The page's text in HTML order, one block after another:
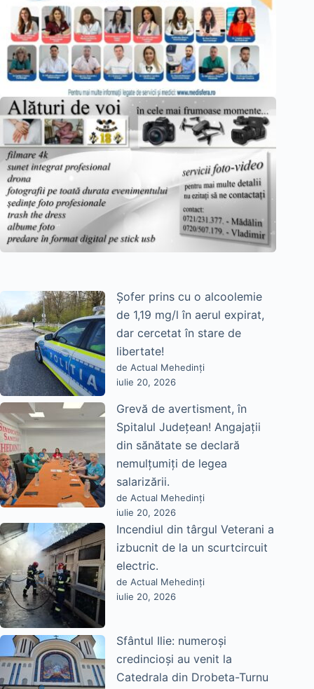
Șofer prins cu o alcoolemie
de 1,19 mg/l în aerul expirat,
dar cercetat în stare de
libertate!
de Actual Mehedinți
iulie 20, 2026
Grevă de avertisment, în
Spitalul Județean! Angajații
din sănătate se declară
nemulțumiți de legea
salarizării.
de Actual Mehedinți
iulie 20, 2026
Incendiul din târgul Veterani a
izbucnit de la un scurtcircuit
electric.
de Actual Mehedinți
iulie 20, 2026
Sfântul Ilie: numeroși
credincioși au venit la
Catedrala din Drobeta-Turnu